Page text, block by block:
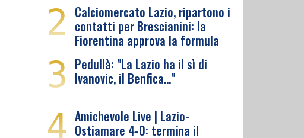
2 Calciomercato Lazio, ripartono i
contatti per Brescianini: la
Fiorentina approva la formula
3 Pedullà: "La Lazio ha il sì di
Ivanovic, il Benfica…"
4 Amichevole Live | Lazio-
Ostiamare 4-0: termina il